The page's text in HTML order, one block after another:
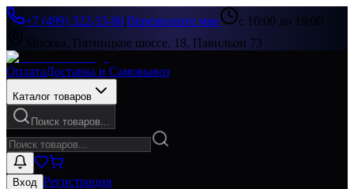
+7 (499) 322-33-86|Перезвоните мне
с 10:00 до 19:00
Москва, Пятницкое шоссе, 18, Павильон 73
ОплатаДоставка и Самовывоз
Каталог товаров
Поиск товаров...
Вход Регистрация